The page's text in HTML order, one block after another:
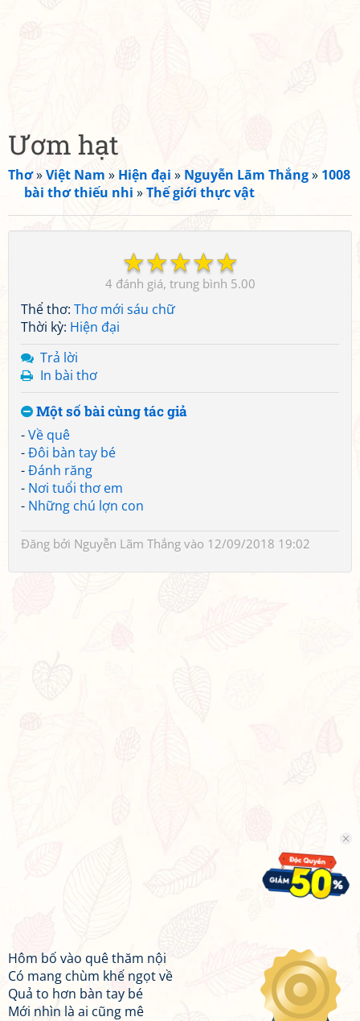
Ươm hạt
Thơ»Việt Nam » Hiện đại » Nguyễn Lãm Thắng» 1008
bài thơ thiếu nhi »Thế giới thực vật
☆
☆
☆
☆
☆
4 5.00
Thể thơ: Thơ mới sáu chữ
Thời kỳ: Hiện đại
Trả lời
In bài thơ
Một số bài cùng tác giả
-Về quê
-Đôi bàn tay bé
-Đánh răng
- Nơi tuổi thơ em
- Những chú lợn con
Đăng bởi Nguyễn Lãm Thắng vào 12/09/2018 19:02
Hôm bố vào quê thăm nội
Có mang chùm khế ngọt về
Quả to hơn bàn tay bé
Mới nhìn là ai cũng mê